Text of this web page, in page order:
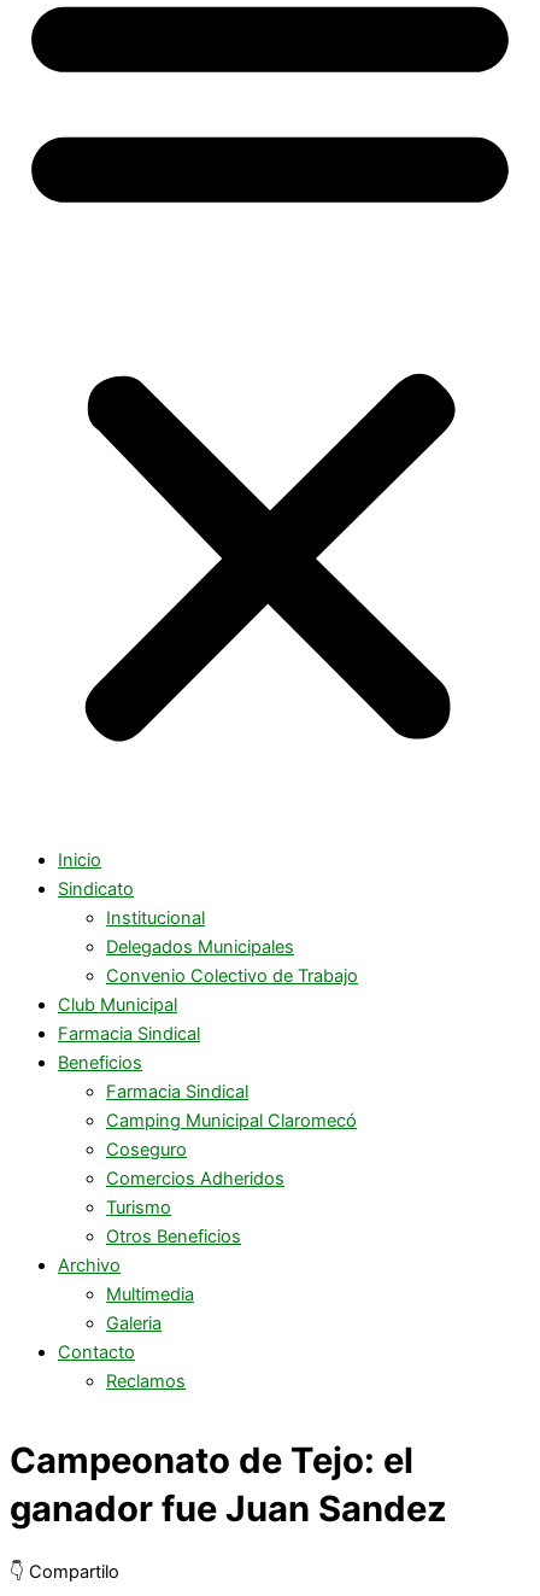
Inicio
Sindicato
Institucional
Delegados Municipales
Convenio Colectivo de Trabajo
Club Municipal
Farmacia Sindical
Beneficios
Farmacia Sindical
Camping Municipal Claromecó
Coseguro
Comercios Adheridos
Turismo
Otros Beneficios
Archivo
Multimedia
Galeria
Contacto
Reclamos
Campeonato de Tejo: el
ganador fue Juan Sandez
👇 Compartilo